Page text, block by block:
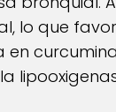
lo que